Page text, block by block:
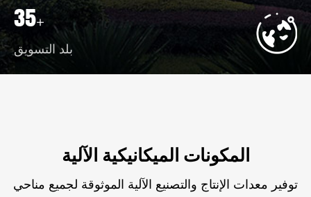
35+
بلد التسويق
المكونات الميكانيكية الآلية
توفير معدات الإنتاج والتصنيع الآلية الموثوقة لجميع مناحي